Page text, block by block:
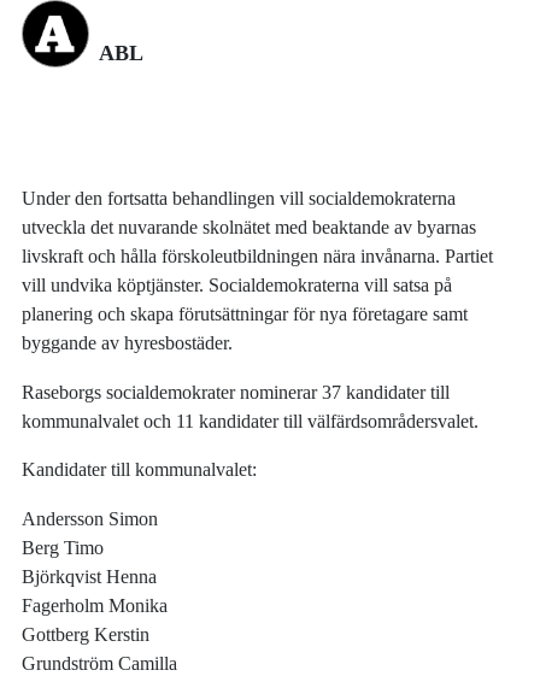
ABL
Under den fortsatta behandlingen vill socialdemokraterna
utveckla det nuvarande skolnätet med beaktande av byarnas
livskraft och hålla förskoleutbildningen nära invånarna. Partiet
vill undvika köptjänster. Socialdemokraterna vill satsa på
planering och skapa förutsättningar för nya företagare samt
byggande av hyresbostäder.
Raseborgs socialdemokrater nominerar 37 kandidater till
kommunalvalet och 11 kandidater till välfärdsområdersvalet.
Kandidater till kommunalvalet:
Andersson Simon
Berg Timo
Björkqvist Henna
Fagerholm Monika
Gottberg Kerstin
Grundström Camilla